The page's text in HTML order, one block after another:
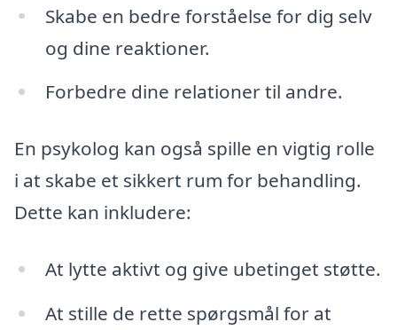
Skabe en bedre forståelse for dig selv
og dine reaktioner.
Forbedre dine relationer til andre.
En psykolog kan også spille en vigtig rolle
i at skabe et sikkert rum for behandling.
Dette kan inkludere:
At lytte aktivt og give ubetinget støtte.
At stille de rette spørgsmål for at